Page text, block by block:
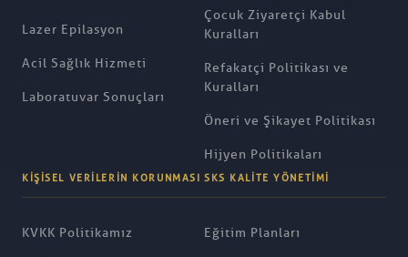
Lazer Epilasyon
Acil Sağlık Hizmeti
Laboratuvar Sonuçları
Çocuk Ziyaretçi Kabul
Kuralları
Refakatçi Politikası ve
Kuralları
Öneri ve Şikayet Politikası
Hijyen Politikaları
KIŞISEL VERILERIN KORUNMASI
KVKK Politikamız
SKS KALITE YÖNETIMI
Eğitim Planları